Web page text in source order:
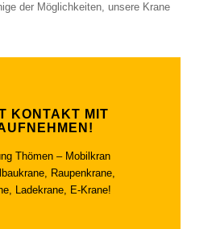
der Möglichkeiten, unsere Krane
KONTAKT MIT
Thömen – Mobilkran
Raupenkrane,
Ladekrane, E-Krane!